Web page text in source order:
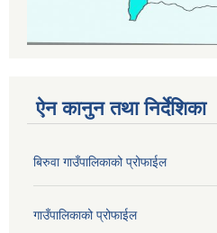
ऐन कानुन तथा निर्देशिका
बिरुवा गाउँपालिकाको प्रोफाईल
गाउँपालिकाको प्रोफाईल